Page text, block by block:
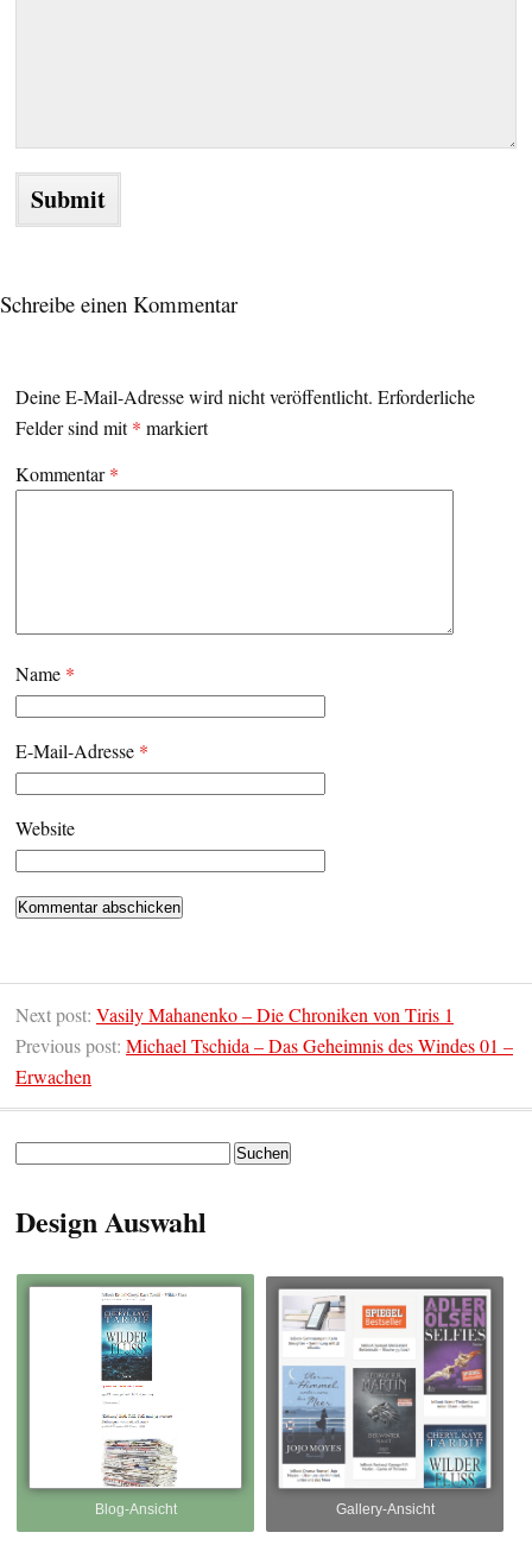
Schreibe einen Kommentar
Deine E-Mail-Adresse wird nicht veröffentlicht. Erforderliche
Felder sind mit* markiert
Kommentar*
Name *
E-Mail-Adresse *
Website
Next post: Vasily Mahanenko – Die Chroniken von Tiris 1
Previous post: Michael Tschida – Das Geheimnis des Windes 01 –
Erwachen
Design Auswahl
Blog-Ansicht Gallery-Ansicht